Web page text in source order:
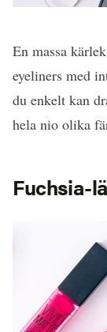
En massa
eyeliners med
du enkelt kan
hela nio olika
Fuchsia-